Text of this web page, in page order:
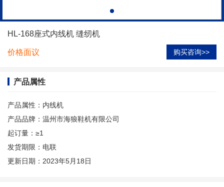
HL-168座式内线机 缝纫机
价格面议 购买咨询>>
产品属性
产品属性： 内线机
产品品牌： 温州市海狼鞋机有限公司
起订量： ≥1
发货期限： 电联
更新日期： 2023年5月18日